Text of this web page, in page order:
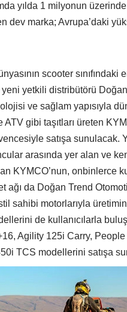
yılda 1 milyonun
dev marka; Avrupa’daki
scooter
yeni yetkili distribütörü
ve sağlam yapısıyla
ATV gibi taşıtları üreten
satışa sunulacak.
arasında yer alan ve
KYMCO’nun, onbinlerce
ağı da Doğan Trend
sahibi motorlarıyla
de kullanıcılarla
Agility 125i Carry,
TCS modellerini satışa